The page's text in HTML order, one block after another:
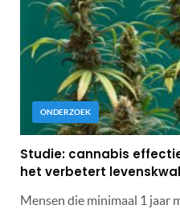
ONDERZOEK
Studie: cannabis
het verbetert
Mensen die minimaal 1 jaar